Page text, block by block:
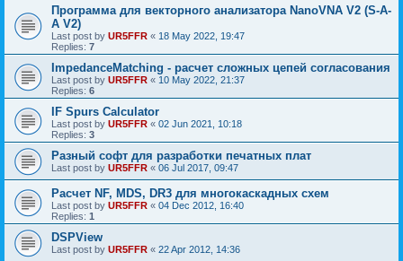
Программа для векторного анализатора NanoVNA V2 (S-A-
A V2)
Last post by UR5FFR « 18 May 2022, 19:47
Replies: 7
ImpedanceMatching - расчет сложных цепей согласования
Last post by UR5FFR « 10 May 2022, 21:37
Replies: 6
IF Spurs Calculator
Last post by UR5FFR « 02 Jun 2021, 10:18
Replies: 3
Разный софт для разработки печатных плат
Last post by UR5FFR « 06 Jul 2017, 09:47
Расчет NF, MDS, DR3 для многокаскадных схем
Last post by UR5FFR « 04 Dec 2012, 16:40
Replies: 1
DSPView
Last post by UR5FFR « 22 Apr 2012, 14:36